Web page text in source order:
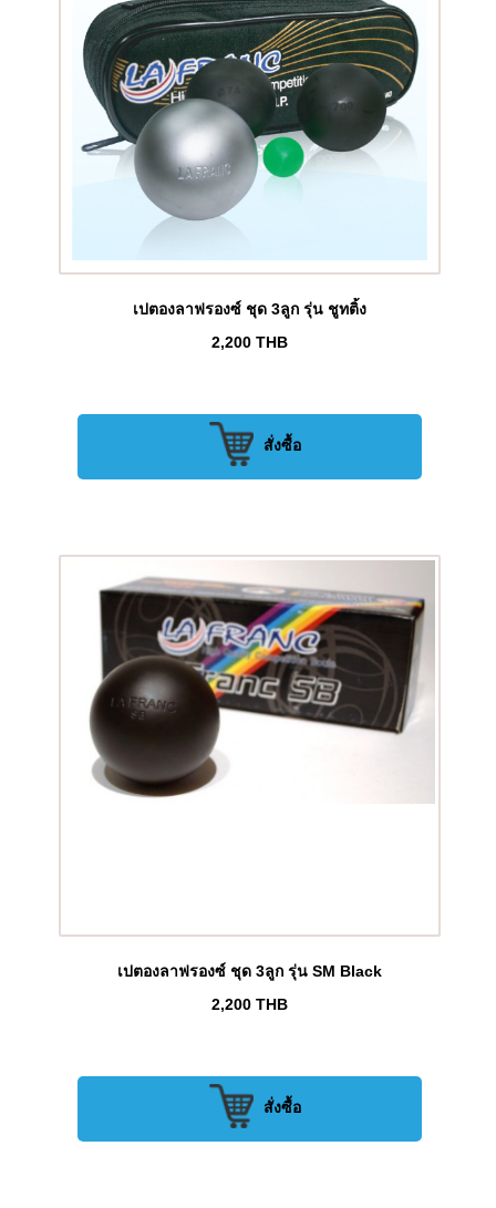
เปตองลาฟรองซ์ ชุด 3ลูก รุ่น ชูทติ้ง
2,200 THB
สั่งซื้อ
เปตองลาฟรองซ์ ชุด 3ลูก รุ่น SM Black
2,200 THB
สั่งซื้อ